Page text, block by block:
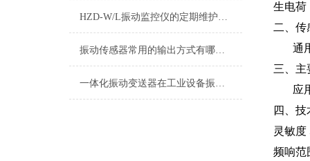
HZD-W/L振动监控仪的定期维护保养制度介绍
振动传感器常用的输出方式有哪些？
一体化振动变送器在工业设备振动监测中的应用技术解析
生电荷
二、传
通用
三、主
应用
四、
灵敏度
频响范